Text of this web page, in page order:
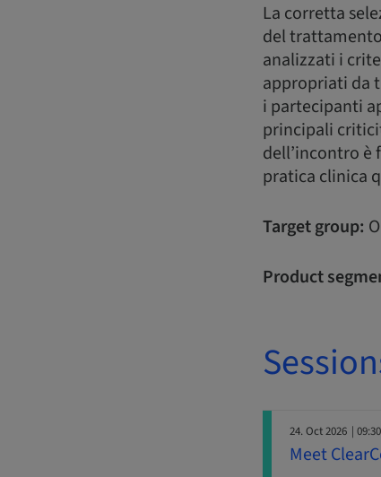
La corretta
del
analizzati i
appropriati da
i partecipanti
principali
dell’incontro
pratica clinica
Target group:
Product
24. Oct 2026 |
Meet